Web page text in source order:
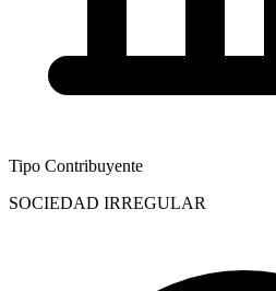
Tipo Contribuyente
SOCIEDAD IRREGULAR